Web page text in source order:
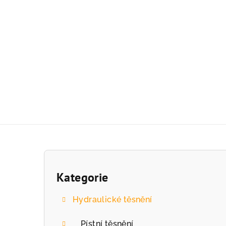
P
Přeskočit
Kategorie
Hydraulické těsnění
Pístní těsnění